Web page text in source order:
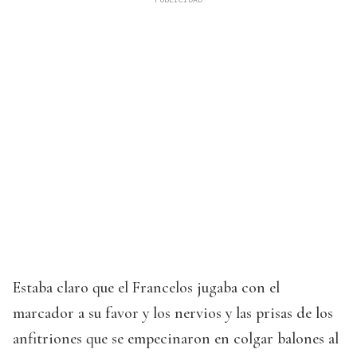
Estaba claro que el Francelos jugaba con el
marcador a su favor y los nervios y las prisas de los
anfitriones que se empecinaron en colgar balones al